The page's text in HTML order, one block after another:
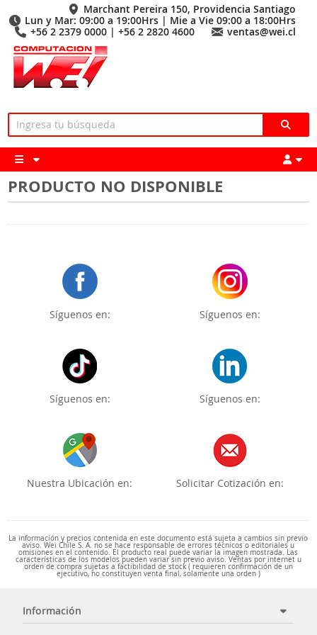
Marchant Pereira 150, Providencia Santiago
Lun y Mar: 09:00 a 19:00Hrs | Mie a Vie 09:00 a 18:00Hrs
+56 2 2379 0000 | +56 2 2820 4600
ventas@wei.cl
PRODUCTO NO DISPONIBLE
Síguenos en: Síguenos en:
Síguenos en: Síguenos en:
Nuestra Ubicación en: Solicitar Cotización en:
La información y precios contenida en este documento está sujeta a cambios sin previo
aviso. Wei Chile S. A. no se hace responsable de errores técnicos o editoriales u
omisiones en el contenido. El producto real puede variar la imagen mostrada. Las
características de los modelos pueden variar sin previo aviso. Ventas por internet u
orden de compra sujetas a factibilidad de stock ( requieren confirmación de un
ejecutivo, no constituyen venta final, solamente una orden )
Información